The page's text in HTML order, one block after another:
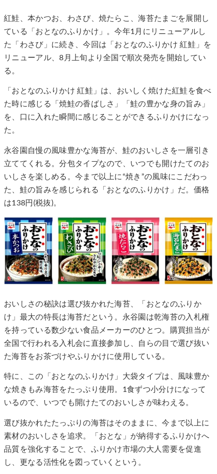
紅鮭、本かつお、わさび、焼たらこ、海苔たまごを展開し
ている「おとなのふりかけ」。今年1月にリニューアルし
た「わさび」に続き、今回は「おとなのふりかけ 紅鮭」を
リニューアル、8月上旬より全国で順次発売を開始してい
る。
「おとなのふりかけ 紅鮭」は、おいしく焼けた紅鮭を食べ
た時に感じる「焼鮭の香ばしさ」「鮭の豊かな身の旨み」
を、口に入れた瞬間に感じることができるふりかけになっ
た。
永谷園自慢の風味豊かな海苔が、鮭のおいしさを一層引き
立ててくれる。分包タイプなので、いつでも開けたてのお
いしさを楽しめる。今まで以上に“焼き”の風味にこだわっ
た、鮭の旨みを感じられる「おとなのふりかけ」だ。価格
は138円(税抜)。
おいしさの秘訣は選び抜かれた海苔、「おとなのふりか
け」最大の特長は海苔だという。永谷園は乾海苔の入札権
を持っている数少ない食品メーカーのひとつ。購買担当が
全国で行われる入札会に直接参加し、自らの目で選び抜い
た海苔をお茶づけやふりかけに使用している。
特に、この「おとなのふりかけ」大袋タイプは、風味豊か
な焼きもみ海苔をたっぷり使用。1食ずつ小分けになって
いるので、いつでも開けたてのおいしさが味わえる。
選び抜かれたたっぷりの海苔はそのままに、今まで以上に
素材のおいしさを追求。「おとな」が納得するふりかけへ
品質を強化することで、ふりかけ市場の大人需要を促進
し、更なる活性化を図っていくという。